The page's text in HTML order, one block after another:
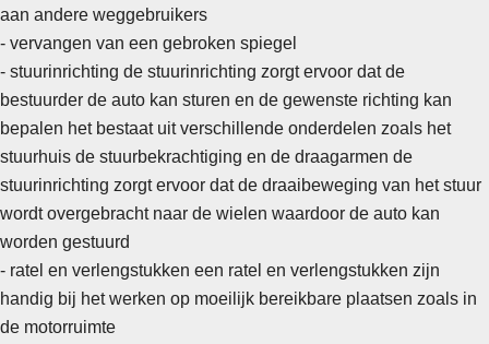
aan andere weggebruikers
- vervangen van een gebroken spiegel
- stuurinrichting de stuurinrichting zorgt ervoor dat de
bestuurder de auto kan sturen en de gewenste richting kan
bepalen het bestaat uit verschillende onderdelen zoals het
stuurhuis de stuurbekrachtiging en de draagarmen de
stuurinrichting zorgt ervoor dat de draaibeweging van het stuur
wordt overgebracht naar de wielen waardoor de auto kan
worden gestuurd
- ratel en verlengstukken een ratel en verlengstukken zijn
handig bij het werken op moeilijk bereikbare plaatsen zoals in
de motorruimte